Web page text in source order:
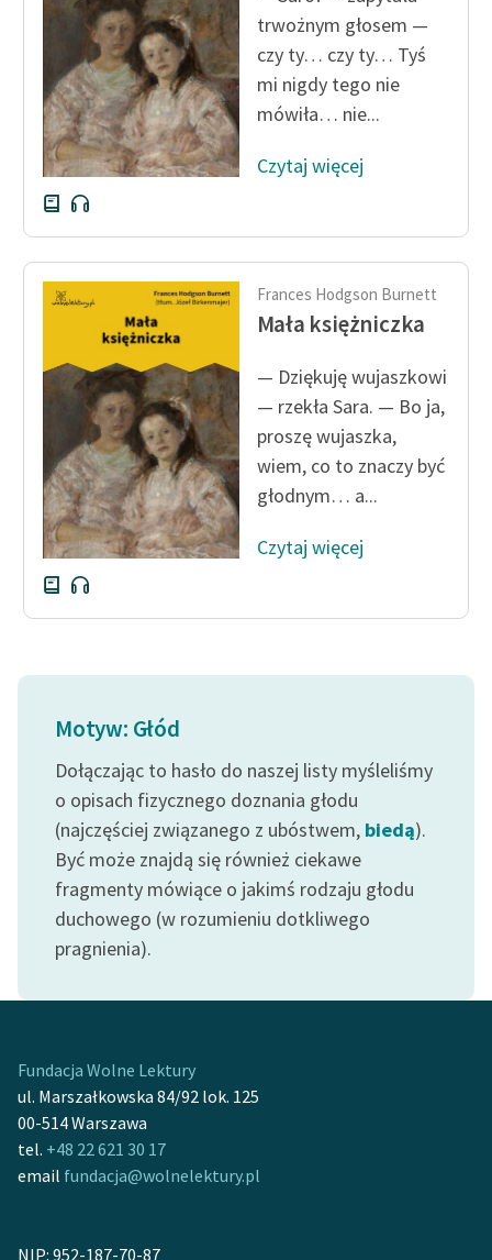
trwożnym głosem —
czy ty… czy ty… Tyś
mi nigdy tego nie
mówiła… nie...
Czytaj więcej
Frances Hodgson Burnett
Mała księżniczka
— Dziękuję wujaszkowi
— rzekła Sara. — Bo ja,
proszę wujaszka,
wiem, co to znaczy być
głodnym… a...
Czytaj więcej
Motyw: Głód
Dołączając to hasło do naszej listy myśleliśmy
o opisach fizycznego doznania głodu
(najczęściej związanego z ubóstwem, biedą).
Być może znajdą się również ciekawe
fragmenty mówiące o jakimś rodzaju głodu
duchowego (w rozumieniu dotkliwego
pragnienia).
Fundacja Wolne Lektury
ul. Marszałkowska 84/92 lok. 125
00-514 Warszawa
tel. +48 22 621 30 17
email fundacja@wolnelektury.pl
NIP: 952-187-70-87